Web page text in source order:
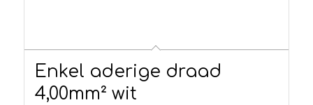
Enkel aderige draad
4,00mm² wit